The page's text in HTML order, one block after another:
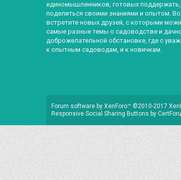
единомышленников, готовых
поделиться своими знаниями и опытом.
встретите новых друзей, с которыми
самые разные темы о садоводстве и
доброжелательной обстановке, где с
к опытным садоводам, и к новичкам.
Forum software by XenForo™ ©2010-2017
Responsive Social Sharing Buttons by